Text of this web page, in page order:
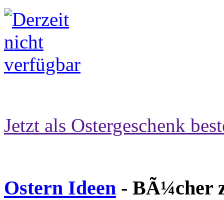
Jetzt als Ostergeschenk
Ostern Ideen - BÃ¼cher